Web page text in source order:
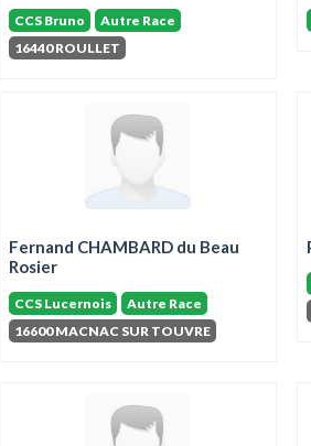
CCS Bruno
Autre Race
16440 ROULLET
Fernand CHAMBARD du Beau
Rosier
CCS Lucernois
Autre Race
16600 MACNAC SUR TOUVRE